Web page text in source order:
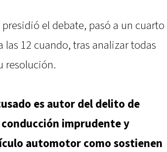
el debate, pasó a un cuarto
12 cuando, tras analizar todas
resolución.
es autor del delito de
imprudente y
automotor como sostienen